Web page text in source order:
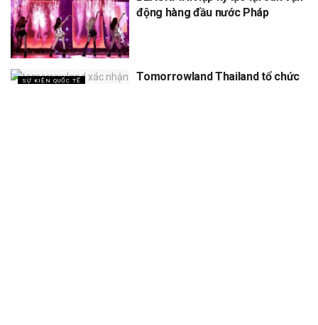
động hàng đầu nước Pháp
SỰ KIỆN QUỐC TẾ
Tomorrowland Thailand tổ chức